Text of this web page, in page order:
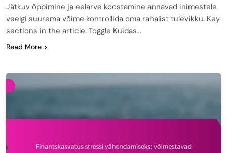
Jätkuv õppimine ja eelarve koostamine annavad inimestele
veelgi suurema võime kontrollida oma rahalist tulevikku. Key
sections in the article: Toggle Kuidas…
Read More